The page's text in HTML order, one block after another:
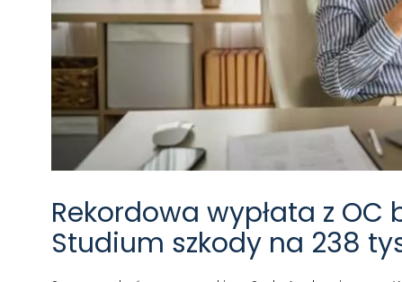
Rekordowa wypłata z
Studium szkody na 238